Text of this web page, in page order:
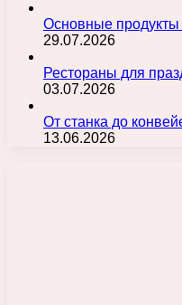
Основные продукты
29.07.2026
Рестораны для
03.07.2026
От станка до
13.06.2026